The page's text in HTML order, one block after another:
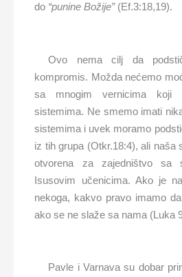
do “punine Božije” (Ef.3:18,19).
Ovo nema cilj da
kompromis. Možda nećemo
sa mnogim vernicima koji
sistemima. Ne smemo imati
sistemima i uvek moramo
iz tih grupa (Otkr.18:4), ali naša
otvorena za zajedništvo sa
Isusovim učenicima. Ako je
nekoga, kakvo pravo imamo
ako se ne slaže sa nama (Luka
Pavle i Varnava su dobar